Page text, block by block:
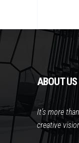
ABOUT US
It’s more
creative